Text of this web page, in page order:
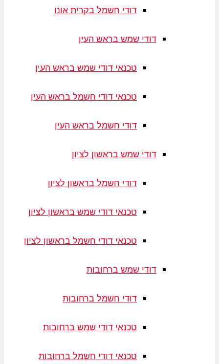
דודי חשמל בקרית אונו
דודי שמש בראש העין
טכנאי דודי שמש בראש העין
טכנאי דודי חשמל בראש העין
דודי חשמל בראש העין
דודי שמש בראשון לציון
דודי חשמל בראשון לציון
טכנאי דודי שמש בראשון לציון
טכנאי דודי חשמל בראשון לציון
דודי שמש ברחובות
דודי חשמל ברחובות
טכנאי דודי שמש ברחובות
טכנאי דודי חשמל ברחובות